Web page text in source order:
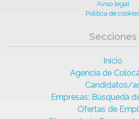
Aviso legal
Política de
Secciones
Inicio
Agencia de
Candidatos/
Empresas: Búsqueda
Ofertas de